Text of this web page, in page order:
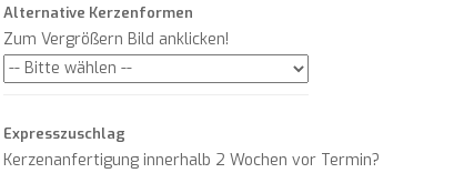
Alternative Kerzenformen
Zum Vergrößern Bild anklicken!
Expresszuschlag
Kerzenanfertigung innerhalb 2 Wochen vor Termin?